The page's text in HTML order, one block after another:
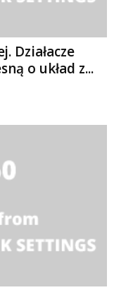
Działacze
o układ z...